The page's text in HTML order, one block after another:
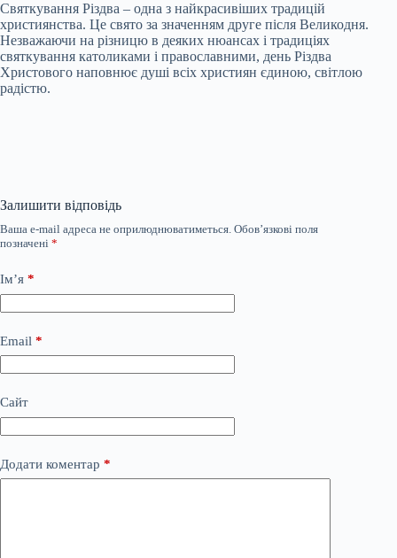
Святкування Різдва – одна з найкрасивіших традицій
християнства. Це свято за значенням друге після Великодня.
Незважаючи на різницю в деяких нюансах і традиціях
святкування католиками і православними, день Різдва
Христового наповнює душі всіх християн єдиною, світлою
радістю.
Залишити відповідь
Ваша e-mail адреса не оприлюднюватиметься. Обов’язкові поля
позначені *
Ім’я *
Email *
Сайт
Додати коментар *